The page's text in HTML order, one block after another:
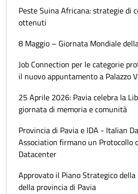
Peste Suina Africana: strategie di
ottenuti
8 Maggio – Giornata Mondiale
Job Connection per le categorie
il nuovo appuntamento a Palazzo
25 Aprile 2026: Pavia celebra la
giornata di memoria e comunità
Provincia di Pavia e IDA - Italian
Association firmano un Protocollo
Datacenter
Approvato il Piano Strategico
della provincia di Pavia